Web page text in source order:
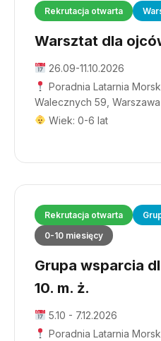
Rekrutacja otwarta
Warsztat dla
26.09-11.10.2026
Poradnia Latarnia
Walecznych 59, Warszawa
Wiek: 0-6 lat
Rekrutacja otwarta
0-10 miesięcy
Grupa wsparcia
10. m. ż.
5.10 - 7.12.2026
Poradnia Latarnia